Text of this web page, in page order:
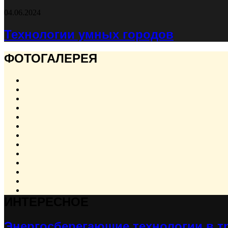
04.06.2024
Технологии умных городов
ФОТОГАЛЕРЕЯ